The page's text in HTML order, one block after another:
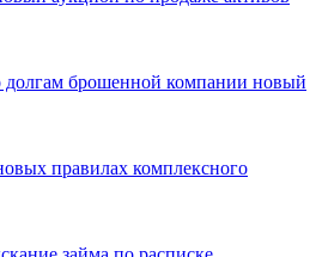
долгам брошенной компании новый
правилах комплексного